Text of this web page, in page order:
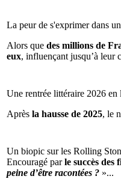
La peur de s'exprimer dans
Alors que des millions de
eux, influençant jusqu’à leur
Une rentrée littéraire 2026 en
Après la hausse de 2025, le
Un biopic sur les Rolling
Encouragé parle succès
peine d’être racontées ? »...